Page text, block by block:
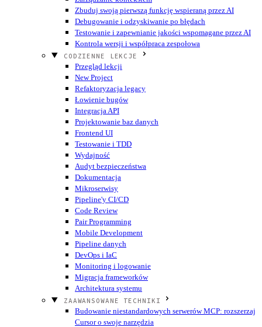
Zbuduj swoją pierwszą funkcję wspieraną przez AI
Debugowanie i odzyskiwanie po błędach
Testowanie i zapewnianie jakości wspomagane przez AI
Kontrola wersji i współpraca zespołowa
CODZIENNE LEKCJE
Przegląd lekcji
New Project
Refaktoryzacja legacy
Łowienie bugów
Integracja API
Projektowanie baz danych
Frontend UI
Testowanie i TDD
Wydajność
Audyt bezpieczeństwa
Dokumentacja
Mikroserwisy
Pipeline'y CI/CD
Code Review
Pair Programming
Mobile Development
Pipeline danych
DevOps i IaC
Monitoring i logowanie
Migracja frameworków
Architektura systemu
ZAAWANSOWANE TECHNIKI
Budowanie niestandardowych serwerów MCP: rozszerzaj
Cursor o swoje narzędzia